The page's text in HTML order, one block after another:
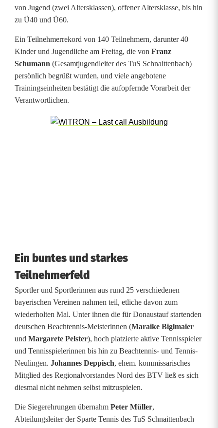
i
t
t
e
n
b
von Jugend (zwei Altersklassen), offener Altersklasse, bis hin
zu Ü40 und Ü60.
Ein Teilnehmerrekord von 140 Teilnehmern, darunter 40
Kinder und Jugendliche am Freitag, die von Franz
Schumann (Gesamtjugendleiter des TuS Schnaittenbach)
persönlich begrüßt wurden, und viele angebotene
Trainingseinheiten bestätigt die aufopfernde Vorarbeit der
Verantwortlichen.
Ein buntes und starkes
Teilnehmerfeld
Sportler und Sportlerinnen aus rund 25 verschiedenen
bayerischen Vereinen nahmen teil, etliche davon zum
wiederholten Mal. Unter ihnen die für Donaustauf startenden
deutschen Beachtennis-Meisterinnen (Maraike Biglmaier
und Margarete Pelster), hoch platzierte aktive Tennisspieler
und Tennisspielerinnen bis hin zu Beachtennis- und Tennis-
Neulingen. Johannes Deppisch, ehem. kommissarisches
Mitglied des Regionalvorstandes Nord des BTV ließ es sich
diesmal nicht nehmen selbst mitzuspielen.
Die Siegerehrungen übernahm Peter Müller,
Abteilungsleiter der Sparte Tennis des TuS Schnaittenbach